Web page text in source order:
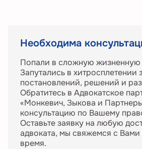
Необходима
Попали в сложную жизненную
Запутались в хитросплетении
постановлений, решений и
Обратитесь в Адвокатское
«Монкевич, Зыкова и
консультацию по Вашему
Оставьте заявку на любую
адвоката, мы свяжемся с
время.